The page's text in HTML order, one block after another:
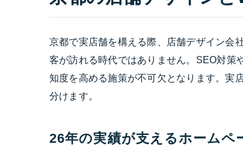
京都で実店舗を構える際、店舗デザイン会
客が訪れる時代ではありません。SEO対策
知度を高める施策が不可欠となります。実
分けます。
26年の実績が支えるホームペ